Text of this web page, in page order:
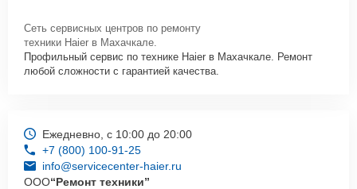
Сеть сервисных центров по ремонту
техники Haier в Махачкале.
Профильный сервис по технике Haier в Махачкале. Ремонт
любой сложности с гарантией качества.
Ежедневно, с 10:00 до 20:00
+7 (800) 100-91-25
info@servicecenter-haier.ru
ООО“Ремонт техники”